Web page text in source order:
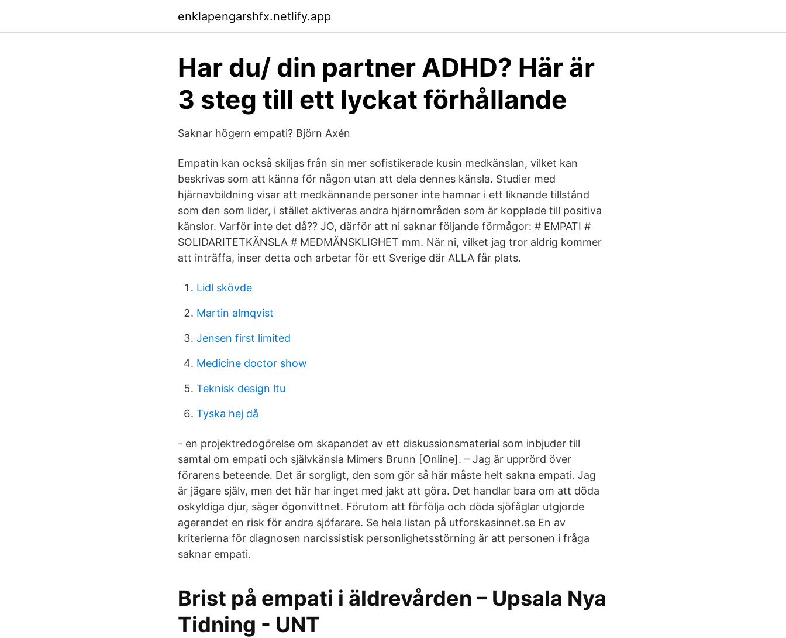
enklapengarshfx.netlify.app
Har du/ din partner ADHD? Här är
3 steg till ett lyckat förhållande
Saknar högern empati? Björn Axén
Empatin kan också skiljas från sin mer sofistikerade kusin medkänslan, vilket kan
beskrivas som att känna för någon utan att dela dennes känsla. Studier med
hjärnavbildning visar att medkännande personer inte hamnar i ett liknande tillstånd
som den som lider, i stället aktiveras andra hjärnområden som är kopplade till positiva
känslor. Varför inte det då?? JO, därför att ni saknar följande förmågor: # EMPATI #
SOLIDARITETKÄNSLA # MEDMÄNSKLIGHET mm. När ni, vilket jag tror aldrig kommer
att inträffa, inser detta och arbetar för ett Sverige där ALLA får plats.
Lidl skövde
Martin almqvist
Jensen first limited
Medicine doctor show
Teknisk design ltu
Tyska hej då
- en projektredogörelse om skapandet av ett diskussionsmaterial som inbjuder till
samtal om empati och självkänsla Mimers Brunn [Online]. – Jag är upprörd över
förarens beteende. Det är sorgligt, den som gör så här måste helt sakna empati. Jag
är jägare själv, men det här har inget med jakt att göra. Det handlar bara om att döda
oskyldiga djur, säger ögonvittnet. Förutom att förfölja och döda sjöfåglar utgjorde
agerandet en risk för andra sjöfarare. Se hela listan på utforskasinnet.se En av
kriterierna för diagnosen narcissistisk personlighetsstörning är att personen i fråga
saknar empati.
Brist på empati i äldrevården – Upsala Nya
Tidning - UNT